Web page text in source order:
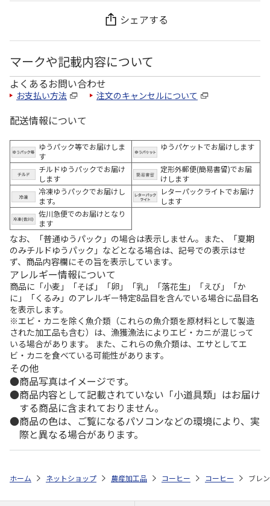
シェアする
マークや記載内容について
よくあるお問い合わせ
お支払い方法 注文のキャンセルについて
配送情報について
ゆうパック等でお届けしま
す
ゆうパケットでお届けします
チルドゆうパックでお届け
します
定形外郵便(簡易書留)でお届
けします
冷凍ゆうパックでお届けし
ます。
レターパックライトでお届け
します
佐川急便でのお届けとなり
ます
なお、「普通ゆうパック」の場合は表示しません。また、「夏期
のみチルドゆうパック」などとなる場合は、記号での表示はせ
ず、商品内容欄にその旨を表示しています。
アレルギー情報について
商品に「小麦」「そば」「卵」「乳」「落花生」「えび」「か
に」「くるみ」のアレルギー特定8品目を含んでいる場合に品目名
を表示します。
※エビ・カニを除く魚介類（これらの魚介類を原材料として製造
された加工品も含む）は、漁獲漁法によりエビ・カニが混じって
いる場合があります。 また、これらの魚介類は、エサとしてエ
ビ・カニを食べている可能性があります。
その他
商品写真はイメージです。
商品内容として記載されていない「小道具類」はお届け
する商品に含まれておりません。
商品の色は、ご覧になるパソコンなどの環境により、実
際と異なる場合があります。
ホーム ネットショップ 農産加工品 コーヒー コーヒー ブレ